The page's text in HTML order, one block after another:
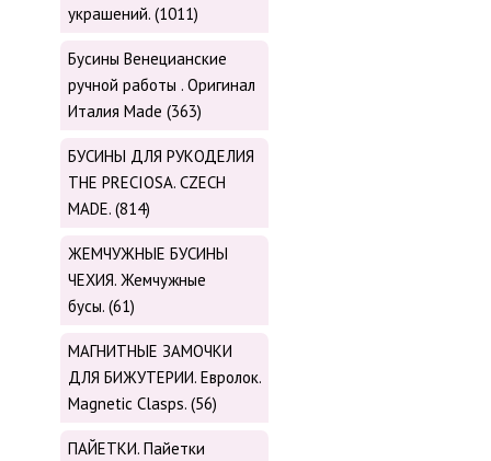
украшений. (1011)
Бусины Венецианские
ручной работы . Оригинал
Италия Made (363)
БУСИНЫ ДЛЯ РУКОДЕЛИЯ
THE PRECIOSA. CZECH
MADE. (814)
ЖЕМЧУЖНЫЕ БУСИНЫ
ЧЕХИЯ. Жемчужные
бусы. (61)
МАГНИТНЫЕ ЗАМОЧКИ
ДЛЯ БИЖУТЕРИИ. Евролок.
Magnetic Сlasps. (56)
ПАЙЕТКИ. Пайетки